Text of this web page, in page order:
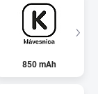
850 mAh